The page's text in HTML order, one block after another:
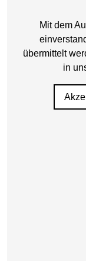
Mit dem
übermittelt
in